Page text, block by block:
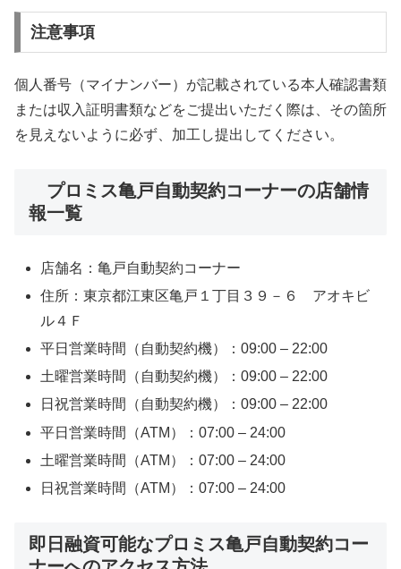
注意事項
個人番号（マイナンバー）が記載されている本人確認書類
または収入証明書類などをご提出いただく際は、その箇所
を見えないように必ず、加工し提出してください。
プロミス亀戸自動契約コーナーの店舗情
報一覧
店舗名：亀戸自動契約コーナー
住所：東京都江東区亀戸１丁目３９－６ アオキビ
ル４Ｆ
平日営業時間（自動契約機）：09:00 – 22:00
土曜営業時間（自動契約機）：09:00 – 22:00
日祝営業時間（自動契約機）：09:00 – 22:00
平日営業時間（ATM）：07:00 – 24:00
土曜営業時間（ATM）：07:00 – 24:00
日祝営業時間（ATM）：07:00 – 24:00
即日融資可能なプロミス亀戸自動契約コー